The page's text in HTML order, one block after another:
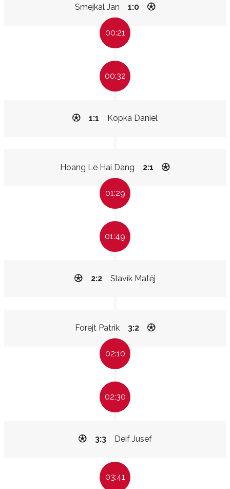
Smejkal Jan 1:0
00:21
00:32
Kopka Daniel
1:1
Hoang Le Hai Dang 2:1
01:29
01:49
Slavík Matěj
2:2
Forejt Patrik 3:2
02:10
02:30
Deif Jusef
3:3
03:41